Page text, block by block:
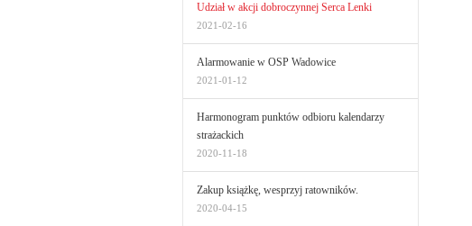
Udział w akcji dobroczynnej Serca Lenki
2021-02-16
Alarmowanie w OSP Wadowice
2021-01-12
Harmonogram punktów odbioru kalendarzy
strażackich
2020-11-18
Zakup książkę, wesprzyj ratowników.
2020-04-15